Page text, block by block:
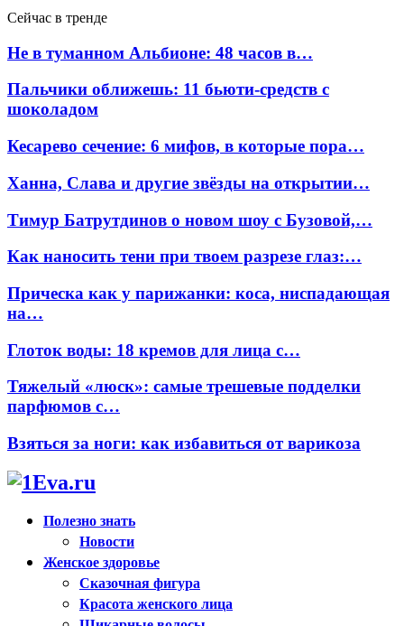
Сейчас в тренде
Не в туманном Альбионе: 48 часов в…
Пальчики оближешь: 11 бьюти-средств с
шоколадом
Кесарево сечение: 6 мифов, в которые пора…
Ханна, Слава и другие звёзды на открытии…
Тимур Батрутдинов о новом шоу с Бузовой,…
Как наносить тени при твоем разрезе глаз:…
Прическа как у парижанки: коса, ниспадающая
на…
Глоток воды: 18 кремов для лица с…
Тяжелый «люск»: самые трешевые подделки
парфюмов с…
Взяться за ноги: как избавиться от варикоза
Полезно знать
Новости
Женское здоровье
Сказочная фигура
Красота женского лица